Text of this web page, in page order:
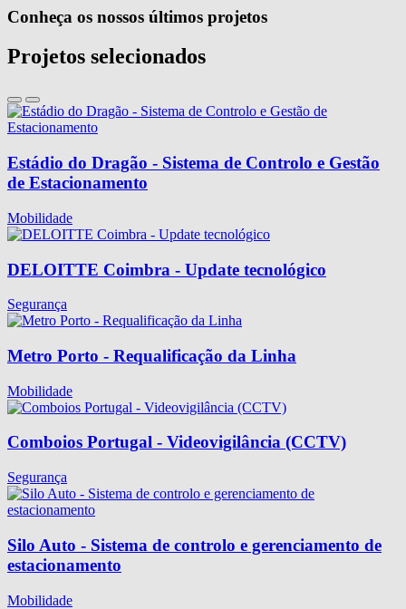
Conheça os nossos últimos projetos
Projetos selecionados
Estádio do Dragão - Sistema de Controlo e Gestão
de Estacionamento
Mobilidade
DELOITTE Coimbra - Update tecnológico
Segurança
Metro Porto - Requalificação da Linha
Mobilidade
Comboios Portugal - Videovigilância (CCTV)
Segurança
Silo Auto - Sistema de controlo e gerenciamento de
estacionamento
Mobilidade